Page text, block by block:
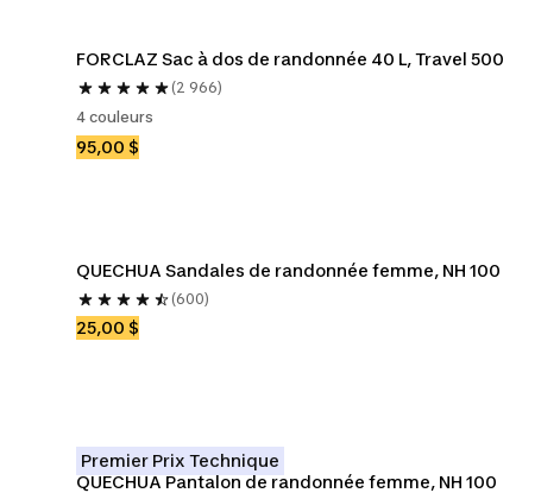
FORCLAZ Sac à dos de randonnée 40 L, Travel 500
(2 966)
4 couleurs
95,00 $
QUECHUA Sandales de randonnée femme, NH 100
(600)
25,00 $
Premier Prix Technique
QUECHUA Pantalon de randonnée femme, NH 100